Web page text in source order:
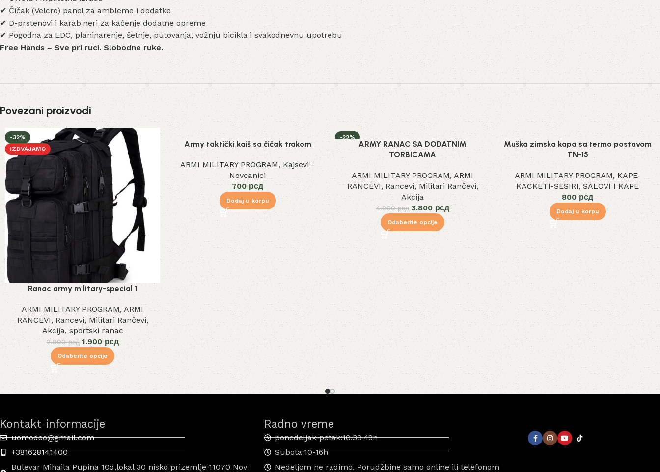
✔ Čičak (Velcro) panel za ambleme i dodatke
✔ D-prstenovi i karabineri za kačenje dodatne opreme
✔ Pogodna za EDC, planinarenje, šetnje, putovanja, vožnju bicikla i svakodnevnu upotrebu
Free Hands – Sve pri ruci. Slobodne ruke.
Povezani proizvodi
-32%
IZDVAJAMO
Ranac army military-special 1
ARMI MILITARY PROGRAM,ARMI
RANCEVI, Rancevi, Militari Rančevi,
Akcija, sportski ranac
2.800рсд 1.900 рсд
Odaberite opcije
Army taktički kaiš sa čičak trakom
ARMI MILITARY PROGRAM, Kajsevi -
Novcanici
700рсд
Dodaj u korpu
-22%
ARMY RANAC SA DODATNIM
TORBICAMA
ARMI MILITARY PROGRAM, ARMI
RANCEVI, Rancevi, Militari Rančevi,
Akcija
4.900рсд 3.800 рсд
Odaberite opcije
Muška zimska kapa sa termo postavom
TN-15
ARMI MILITARY PROGRAM, KAPE-
KACKETI-SESIRI,SALOVI I KAPE
800рсд
Dodaj u korpu
Kontakt informacije
uomodoo@gmail.com
+381628141400
Bulevar Mihaila Pupina 10d,lokal 30 nisko prizemlje 11070 Novi
Radno vreme
ponedeljak-petak:10.30-19h
Subota:10-16h
Nedeljom ne radimo. Porudžbine samo online ili telefonom